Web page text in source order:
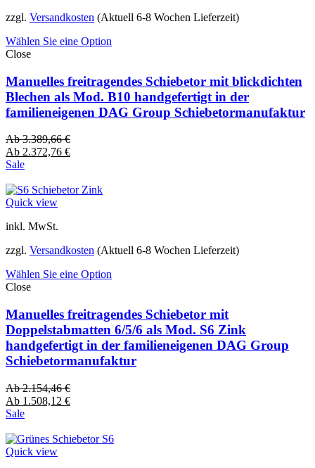
zzgl. Versandkosten (Aktuell 6-8 Wochen Lieferzeit)
Wählen Sie eine Option
Close
Manuelles freitragendes Schiebetor mit blickdichten
Blechen als Mod. B10 handgefertigt in der
familieneigenen DAG Group Schiebetormanufaktur
Ab3.389,66€
Ab 2.372,76 €
Sale
Quick view
inkl. MwSt.
zzgl. Versandkosten (Aktuell 6-8 Wochen Lieferzeit)
Wählen Sie eine Option
Close
Manuelles freitragendes Schiebetor mit
Doppelstabmatten 6/5/6 als Mod. S6 Zink
handgefertigt in der familieneigenen DAG Group
Schiebetormanufaktur
Ab2.154,46€
Ab 1.508,12 €
Sale
Quick view